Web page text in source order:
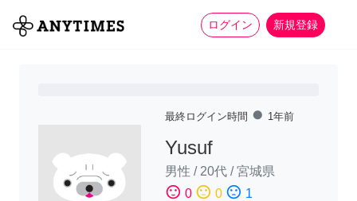
ログイン 新規登録
全て 家事 more_horiz
最終ログイン時間 fiber_manual_record 1年前
Yusuf
男性 / 20代 /宮城県
sentiment_satisfied 0 sentiment_neutral 0 sentiment_dissatisfied 1